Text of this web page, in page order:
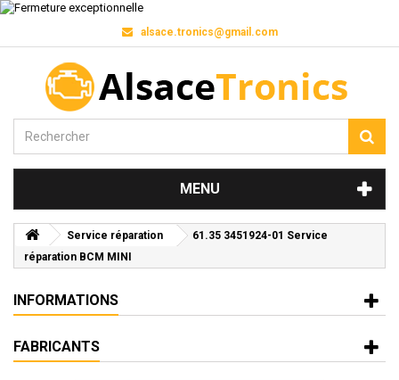
alsace.tronics@gmail.com
MENU
Service réparation
61.35 3451924-01 Service
réparation BCM MINI
INFORMATIONS
FABRICANTS